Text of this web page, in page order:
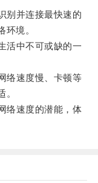
并连接最快速的
环境。
中不可或缺的一
速度慢、卡顿等
。
速度的潜能，体